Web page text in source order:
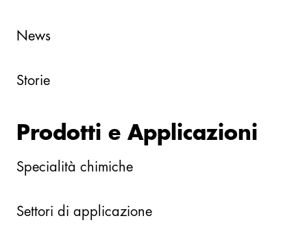
News
Storie
Prodotti e Applicazioni
Specialità chimiche
Settori di applicazione